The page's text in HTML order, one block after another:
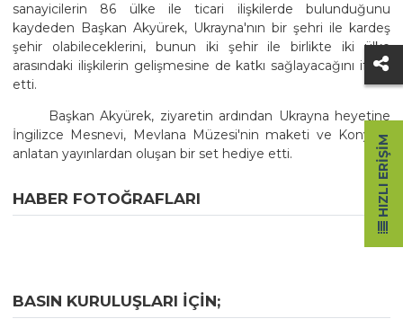
sanayicilerin 86 ülke ile ticari ilişkilerde bulunduğunu
kaydeden Başkan Akyürek, Ukrayna'nın bir şehri ile kardeş
şehir olabileceklerini, bunun iki şehir ile birlikte iki ülke
arasındaki ilişkilerin gelişmesine de katkı sağlayacağını ifade
etti.
Başkan Akyürek, ziyaretin ardından Ukrayna heyetine
İngilizce Mesnevi, Mevlana Müzesi'nin maketi ve Konya'yı
anlatan yayınlardan oluşan bir set hediye etti.
HABER FOTOĞRAFLARI
BASIN KURULUŞLARI IÇIN;
HIZLI ERIŞIM